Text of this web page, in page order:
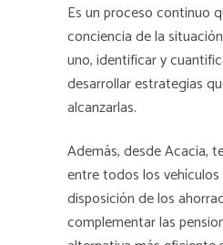
Es un proceso continuo
conciencia de la
uno, identificar y
desarrollar estrategias
alcanzarlas.
Además, desde Acacia,
entre todos los vehículos
disposición de los
complementar las